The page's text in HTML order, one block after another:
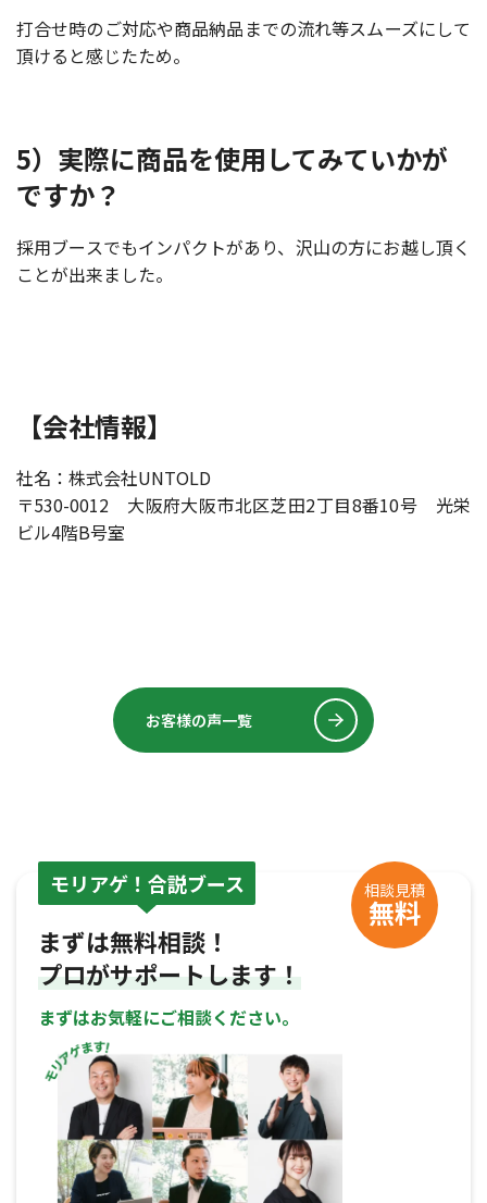
打合せ時のご対応や商品納品までの流れ等スムーズにして
頂けると感じたため。
5）実際に商品を使用してみていかが
ですか？
採用ブースでもインパクトがあり、沢山の方にお越し頂く
ことが出来ました。
【会社情報】
社名：株式会社UNTOLD
〒530-0012 大阪府大阪市北区芝田2丁目8番10号 光栄
ビル4階B号室
お客様の声一覧
モリアゲ！合説ブース 相談見積
無料
まずは無料相談！
プロがサポートします！
まずはお気軽にご相談ください。